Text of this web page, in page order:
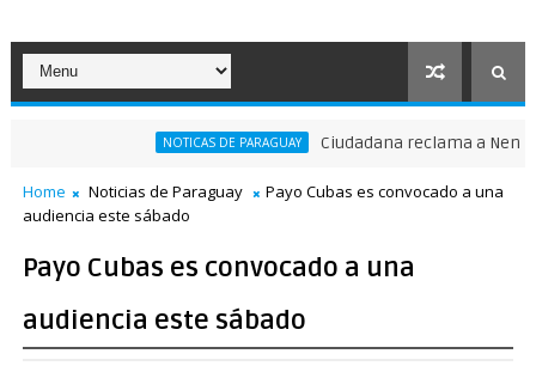
NOTICAS DE PARAGUAY Ciudadana reclama a Nenecho:
en pleno Puente de la Amistad
Home Noticias de Paraguay
Payo Cubas es convocado a una
audiencia este sábado
Payo Cubas es convocado a una
audiencia este sábado